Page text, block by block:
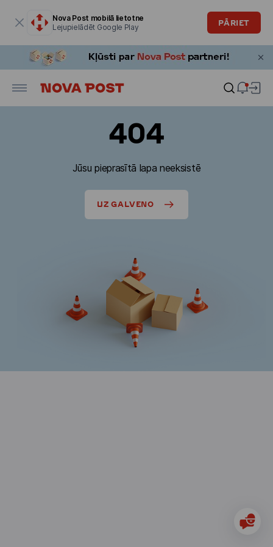
Nova Post mobilā lietotne
Lejupielādēt Google Play
PĀRIET
404
Jūsu pieprasītā lapa neeksistē
UZ GALVENO